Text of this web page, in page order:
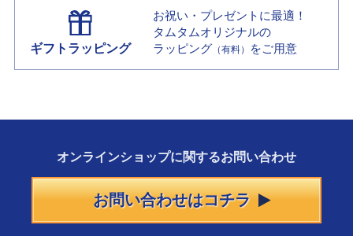
ギフトラッピング
お祝い・プレゼントに最適！
タムタムオリジナルの
ラッピング （有料） をご用意
オンラインショップに関するお問い合わせ
お問い合わせはコチラ